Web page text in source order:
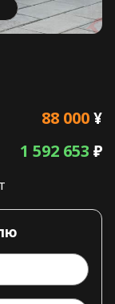
88 000¥
1 592 653 ₽